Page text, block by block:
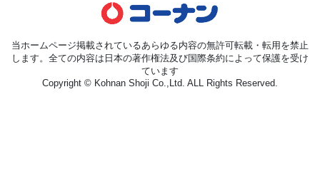
当ホームページ掲載されているあらゆる内容の無許可転載・転用を禁止
します。全ての内容は日本の著作権法及び国際条約によって保護を受け
ています
Copyright © Kohnan Shoji Co.,Ltd. ALL Rights Reserved.